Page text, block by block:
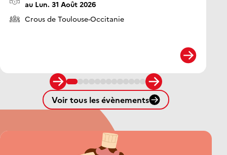
au Lun. 31 Août 2026
Organisateur :
Crous de Toulouse-Occitanie
Voir tous les évènements